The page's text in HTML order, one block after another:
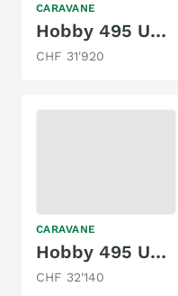
CARAVANE
Hobby 495 UL Maxia,
CHF 31'920
CARAVANE
Hobby 495 UL Maxia
CHF 32'140